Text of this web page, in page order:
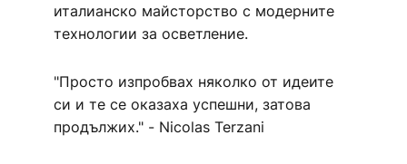
италианско майсторство с модерните
технологии за осветление.
"Просто изпробвах няколко от идеите
си и те се оказаха успешни, затова
продължих." - Nicolas Terzani